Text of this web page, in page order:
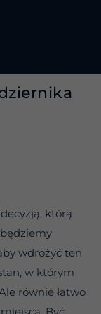
którą
wdrożyć ten
w którym
równie łatwo